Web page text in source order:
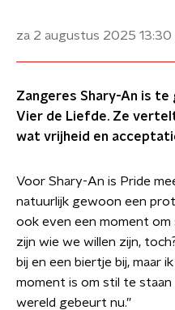
za 2 augustus 2025 13:30
Zangeres Shary-An is
Vier de Liefde. Ze
wat vrijheid en
Voor Shary-An is Pride
natuurlijk gewoon een
ook even een moment
zijn wie we willen zijn,
bij en een biertje bij, maar
moment is om stil te staan
wereld gebeurt nu.”